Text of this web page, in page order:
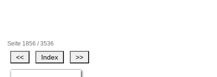
Seite 1856 / 3536